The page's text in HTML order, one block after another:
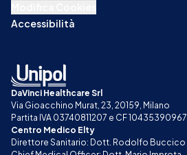
Accessibilità
DaVinci Healthcare Srl
Via Gioacchino Murat, 23, 20159, Milano
Partita IVA 03740811207 e CF 10435390967
Centro Medico Elty
Direttore Sanitario: Dott. Rodolfo Buccico